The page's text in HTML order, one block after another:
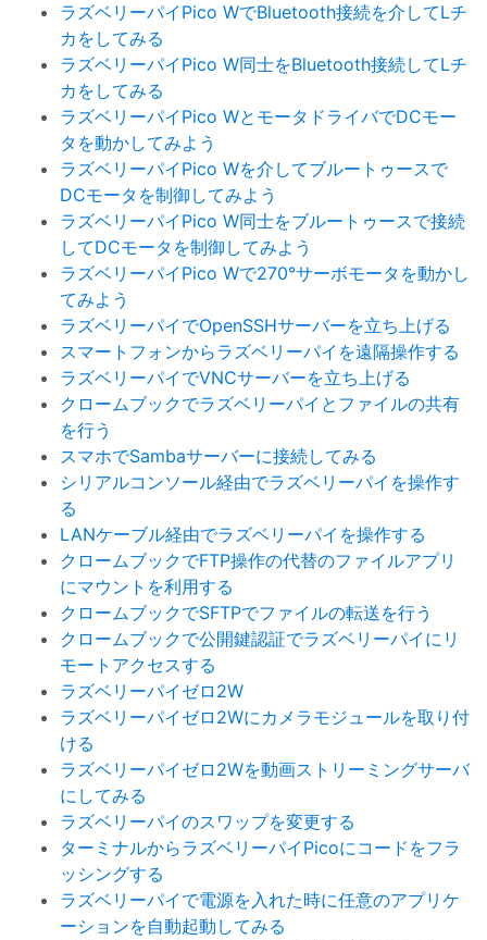
ラズベリーパイPico WでBluetooth接続を介してLチ
カをしてみる
ラズベリーパイPico W同士をBluetooth接続してLチ
カをしてみる
ラズベリーパイPico WとモータドライバでDCモー
タを動かしてみよう
ラズベリーパイPico Wを介してブルートゥースで
DCモータを制御してみよう
ラズベリーパイPico W同士をブルートゥースで接続
してDCモータを制御してみよう
ラズベリーパイPico Wで270°サーボモータを動かし
てみよう
ラズベリーパイでOpenSSHサーバーを立ち上げる
スマートフォンからラズベリーパイを遠隔操作する
ラズベリーパイでVNCサーバーを立ち上げる
クロームブックでラズベリーパイとファイルの共有
を行う
スマホでSambaサーバーに接続してみる
シリアルコンソール経由でラズベリーパイを操作す
る
LANケーブル経由でラズベリーパイを操作する
クロームブックでFTP操作の代替のファイルアプリ
にマウントを利用する
クロームブックでSFTPでファイルの転送を行う
クロームブックで公開鍵認証でラズベリーパイにリ
モートアクセスする
ラズベリーパイゼロ2W
ラズベリーパイゼロ2Wにカメラモジュールを取り付
ける
ラズベリーパイゼロ2Wを動画ストリーミングサーバ
にしてみる
ラズベリーパイのスワップを変更する
ターミナルからラズベリーパイPicoにコードをフラ
ッシングする
ラズベリーパイで電源を入れた時に任意のアプリケ
ーションを自動起動してみる